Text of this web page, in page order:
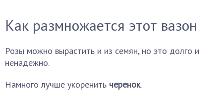
Как размножается этот вазон
Розы можно вырастить и из семян, но это долго и
ненадежно.
Намного лучше укоренить черенок.